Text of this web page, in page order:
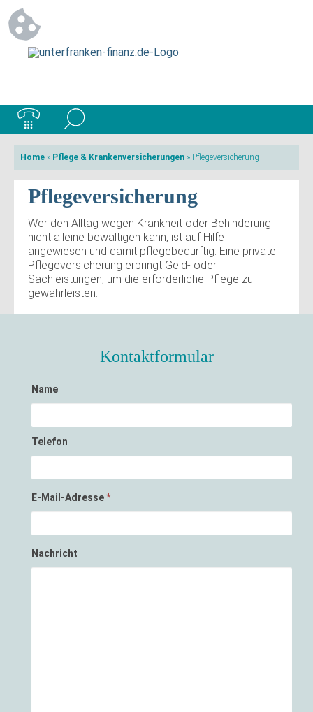
Home » Pflege & Krankenversicherungen » Pflegeversicherung
Pflegeversicherung
Wer den Alltag wegen Krankheit oder Behinderung
nicht alleine bewältigen kann, ist auf Hilfe
angewiesen und damit pflegebedürftig. Eine private
Pflegeversicherung erbringt Geld- oder
Sachleistungen, um die erforderliche Pflege zu
gewährleisten.
Kontaktformular
Name
Telefon
E-Mail-Adresse*
Nachricht